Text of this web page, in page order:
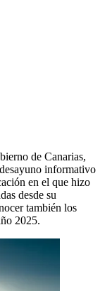
de Canarias,
informativo
en el que hizo
desde su
también los
2025.